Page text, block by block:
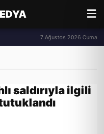
7 Ağustos 2026 Cuma
saldırıyla ilgili